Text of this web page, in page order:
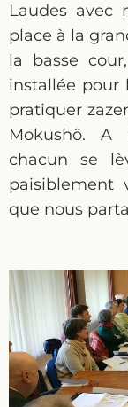
Laudes avec
place à la
la basse
installée pour
pratiquer
Mokushô.
chacun se
paisiblement
que nous